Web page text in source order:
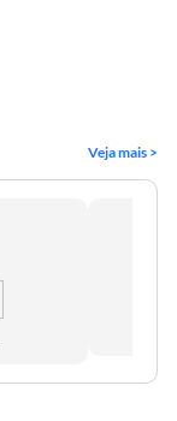
Veja mais >